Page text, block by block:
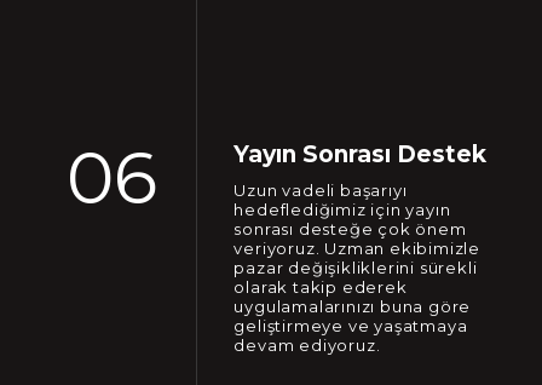
06 Yayın Sonrası Destek
Uzun vadeli başarıyı
hedeflediğimiz için yayın
sonrası desteğe çok önem
veriyoruz. Uzman ekibimizle
pazar değişikliklerini sürekli
olarak takip ederek
uygulamalarınızı buna göre
geliştirmeye ve yaşatmaya
devam ediyoruz.